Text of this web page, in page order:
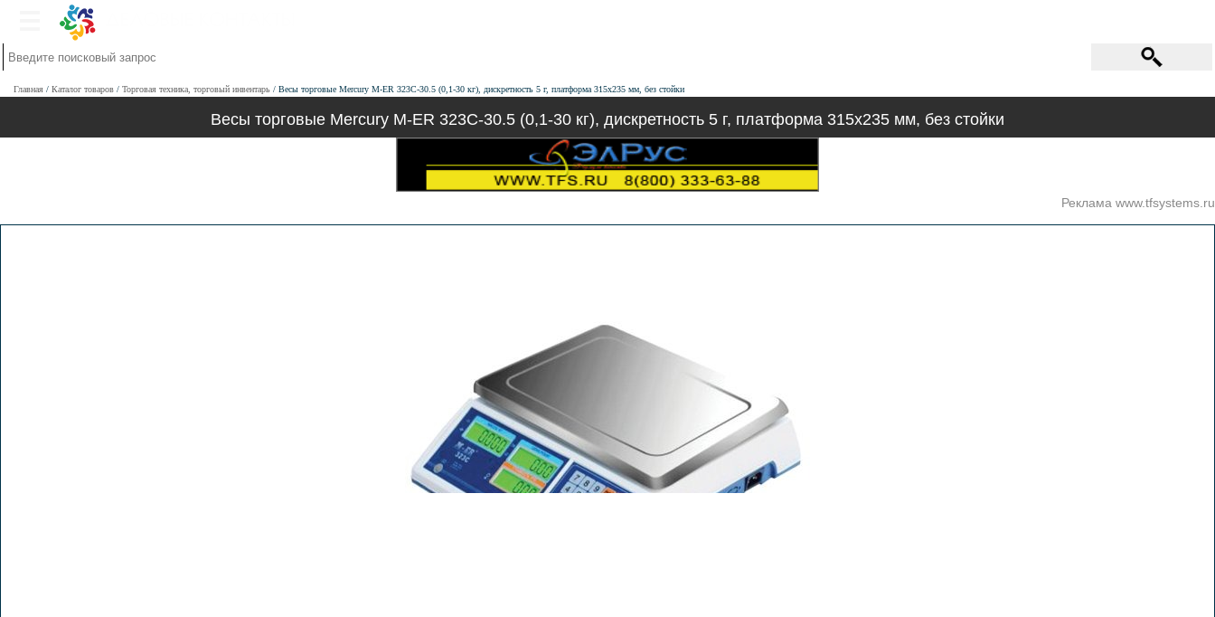
Главная Каталог товаров Торговая техника, торговый инвентарь Весы торговые Mercury M-ER 323C-30.5 (0,1-30 кг), дискретность 5 г, платформа 315х235 мм, без стойки
Весы торговые Mercury M-ER 323C-30.5 (0,1-30 кг), дискретность 5 г, платформа 315х235 мм, без стойки
Реклама www.tfsystems.ru